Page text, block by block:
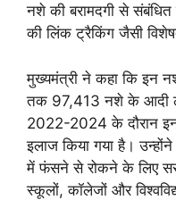
नशे की बरामदगी से
की लिंक ट्रैकिंग जैसी
मुख्यमंत्री ने कहा कि इन
तक 97,413 नशे के आदी
2022-2024 के दौरान
इलाज किया गया है।
में फंसने से रोकने के लिए
स्कूलों, कॉलेजों और